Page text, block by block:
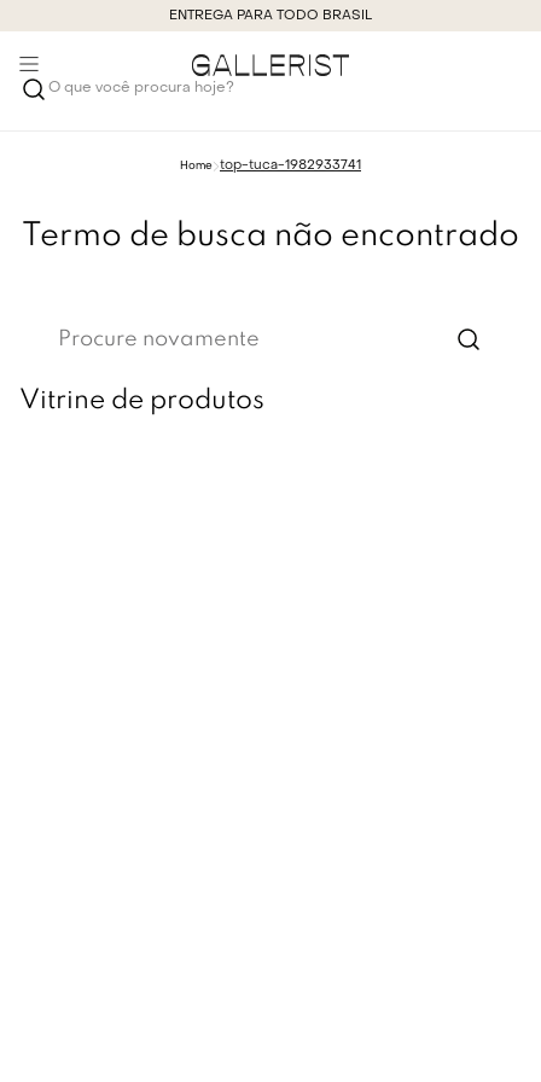
ENTREGA PARA TODO BRASIL
O que você procura hoje?
top-tuca-1982933741
Termo de busca não encontrado
Vitrine de produtos